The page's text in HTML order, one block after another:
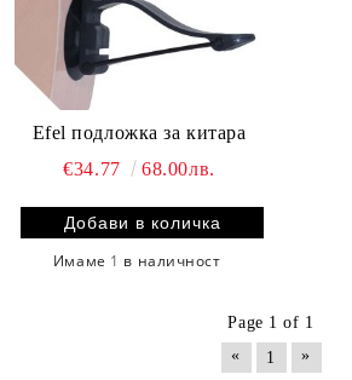
Efel подложка за китара
€34.77
68.00лв.
Имаме 1 в наличност
Page 1 of 1
«
1 »